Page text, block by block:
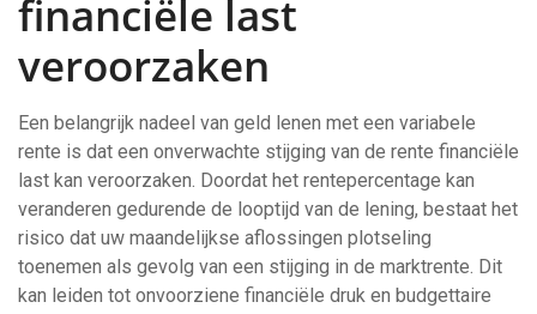
financiële last
veroorzaken
Een belangrijk nadeel van geld lenen met een variabele
rente is dat een onverwachte stijging van de rente financiële
last kan veroorzaken. Doordat het rentepercentage kan
veranderen gedurende de looptijd van de lening, bestaat het
risico dat uw maandelijkse aflossingen plotseling
toenemen als gevolg van een stijging in de marktrente. Dit
kan leiden tot onvoorziene financiële druk en budgettaire